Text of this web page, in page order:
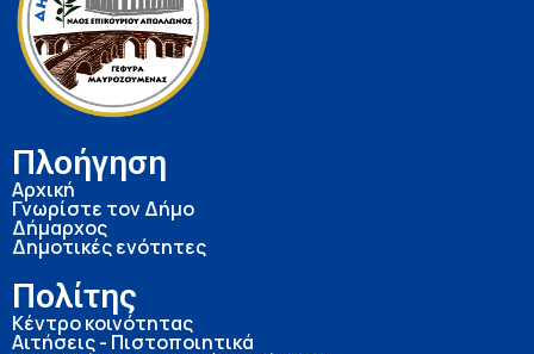
Πλοήγηση
Αρχική
Γνωρίστε τον Δήμο
Δήμαρχος
Δημοτικές ενότητες
Πολίτης
Κέντρο κοινότητας
Αιτήσεις - Πιστοποιητικά